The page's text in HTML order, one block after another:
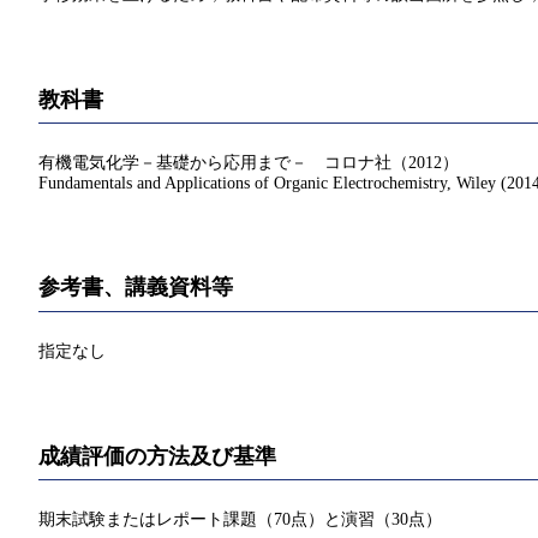
教科書
有機電気化学－基礎から応用まで－ コロナ社（2012）
Fundamentals and Applications of Organic Electrochemistry, Wiley
参考書、講義資料等
指定なし
成績評価の方法及び基準
期末試験またはレポート課題（70点）と演習（30点）